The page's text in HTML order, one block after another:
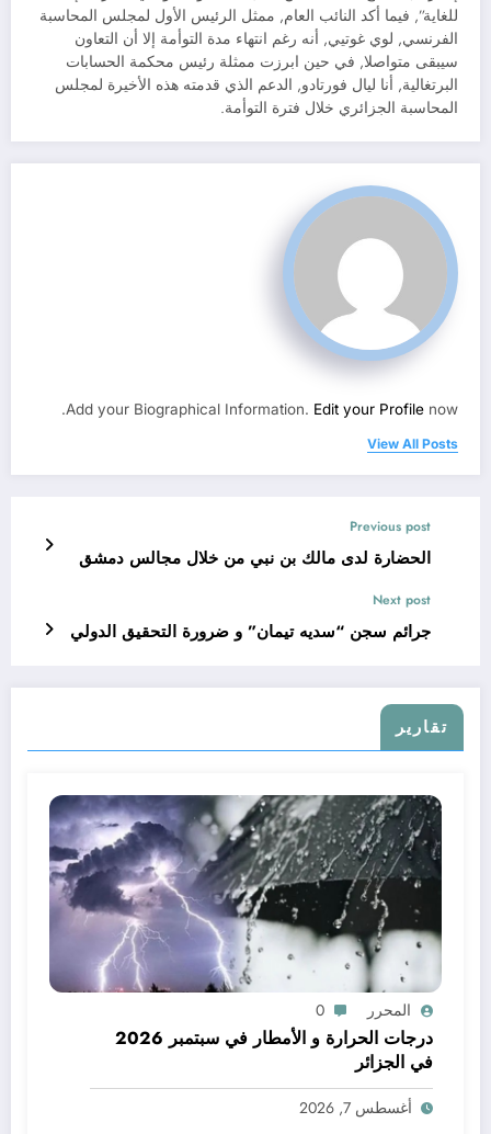
للغاية”, فيما أكد النائب العام, ممثل الرئيس الأول لمجلس المحاسبة
الفرنسي, لوي غوتيي, أنه رغم انتهاء مدة التوأمة إلا أن التعاون
سيبقى متواصلا, في حين ابرزت ممثلة رئيس محكمة الحسابات
البرتغالية, أنا ليال فورتادو, الدعم الذي قدمته هذه الأخيرة لمجلس
المحاسبة الجزائري خلال فترة التوأمة.
Add your Biographical Information. Edit your Profile now.
View All Posts
Previous post
الحضارة لدى مالك بن نبي من خلال مجالس دمشق
Next post
جرائم سجن “سديه تيمان” و ضرورة التحقيق الدولي
تقارير
المحرر 0
درجات الحرارة و الأمطار في سبتمبر 2026
في الجزائر
أغسطس 7, 2026